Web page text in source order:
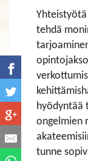
tehdä
hyödyntää
ongelmien
tunne